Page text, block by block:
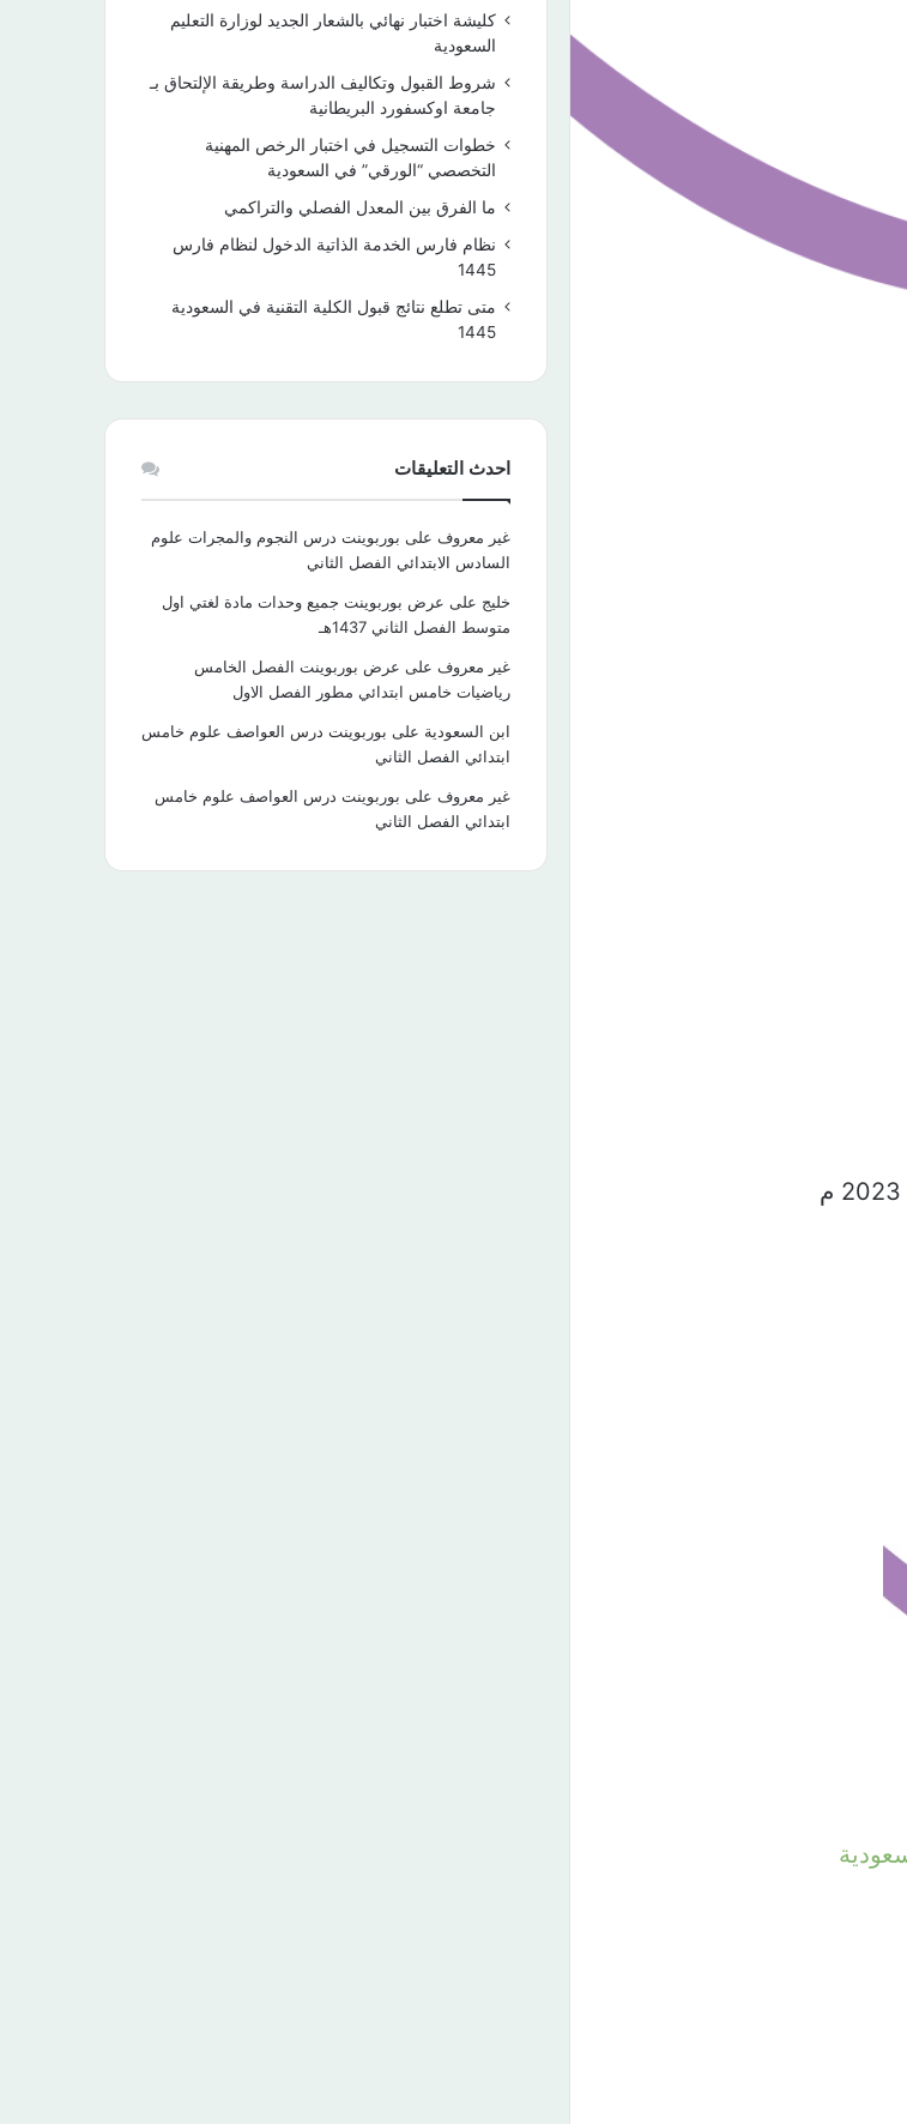
كليشة اختبار نهائي بالشعار الجديد لوزارة التعليم
السعودية
شروط القبول وتكاليف الدراسة وطريقة الإلتحاق بـ
جامعة اوكسفورد البريطانية
خطوات التسجيل في اختبار الرخص المهنية
التخصصي “الورقي” في السعودية
ما الفرق بين المعدل الفصلي والتراكمي
نظام فارس الخدمة الذاتية الدخول لنظام فارس
1445
متى تطلع نتائج قبول الكلية التقنية في السعودية
1445
احدث التعليقات
غير معروف على بوربوينت درس النجوم والمجرات علوم
السادس الابتدائي الفصل الثاني
خليج على عرض بوربوينت جميع وحدات مادة لغتي اول
متوسط الفصل الثاني 1437هـ
غير معروف على عرض بوربوينت الفصل الخامس
رياضيات خامس ابتدائي مطور الفصل الاول
ابن السعودية على بوربوينت درس العواصف علوم خامس
ابتدائي الفصل الثاني
غير معروف على بوربوينت درس العواصف علوم خامس
ابتدائي الفصل الثاني